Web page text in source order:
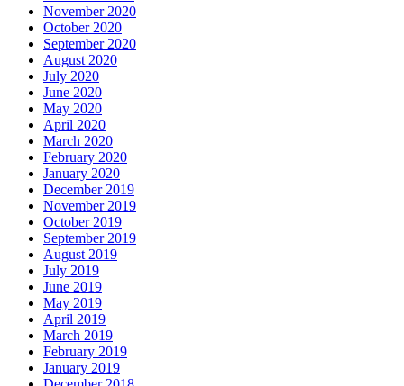
November 2020
October 2020
September 2020
August 2020
July 2020
June 2020
May 2020
April 2020
March 2020
February 2020
January 2020
December 2019
November 2019
October 2019
September 2019
August 2019
July 2019
June 2019
May 2019
April 2019
March 2019
February 2019
January 2019